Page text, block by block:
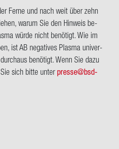
Ferne und nach weit über zehn
warum Sie den Hin­weis be­
würde nicht be­nö­tigt. Wie im
ist AB ne­ga­ti­ves Plas­ma uni­ver­
be­nö­tigt. Wenn Sie dazu
sich bitte unterpres­se@bs­d­